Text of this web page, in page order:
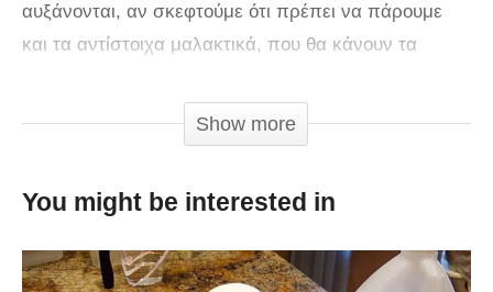
αυξάνονται, αν σκεφτούμε ότι πρέπει να πάρουμε
και τα αντίστοιχα μαλακτικά, που θα κάνουν τα
μυρωδιά. Μιας όμως και ζούμε σε δύσκολους καιρούς
και η οικονομία είναι κάτι απαραίτητο για όλα τα
απορρυπαντικών ρούχων!
Πλέον μπορούμε να τα παρασκευάσουμε μόνοι μας
Show more
You might be interested in